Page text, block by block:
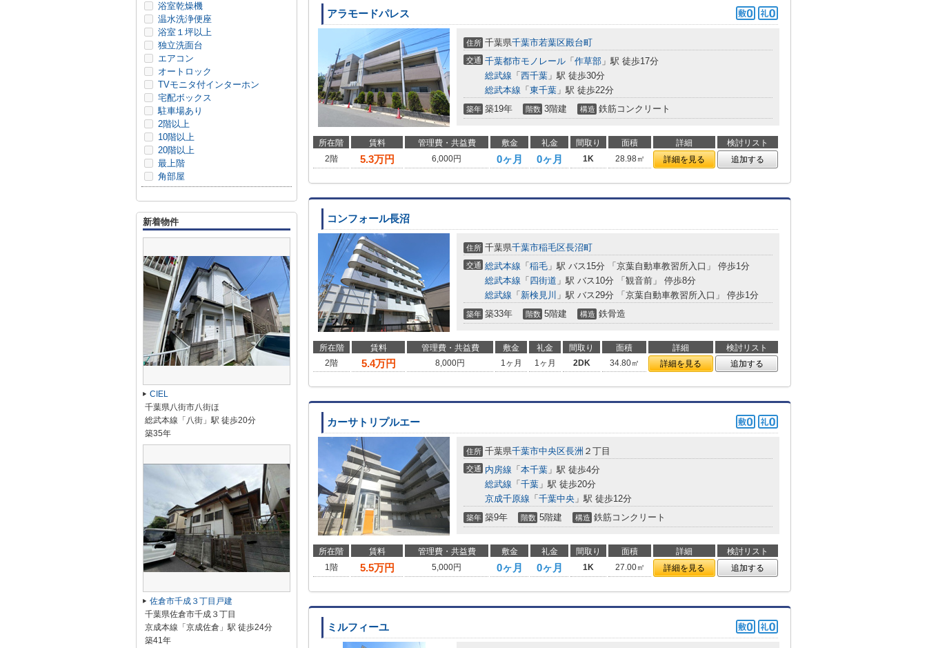
アラモードパレス
住所 千葉県千葉市若葉区殿台町
交通 千葉都市モノレール 「 作草部 」駅 徒歩17分
総武線 「 西千葉 」駅 徒歩30分
総武本線 「 東千葉 」駅 徒歩22分
築年 築19年 階数 3階建 構造 鉄筋コンクリート
所在階 賃料 管理費・共益費 敷金 礼金 間取り 面積 詳細
検討リスト
2階
5.3万円 6,000円 0ヶ月 0ヶ月 1K 28.98㎡ 詳細を見る 追加する
コンフォール長沼
住所 千葉県千葉市稲毛区長沼町
交通 総武本線 「 稲毛 」駅 バス15分 「京葉自動車教習所入口」 停歩1分
総武本線 「 四街道 」駅 バス10分 「観音前」 停歩8分
総武線 「 新検見川 」駅 バス29分 「京葉自動車教習所入口」 停歩1分
築年 築33年 階数 5階建 構造 鉄骨造
所在階 賃料 管理費・共益費 敷金 礼金 間取り 面積 詳細
検討リスト
2階
5.4万円 8,000円 1ヶ月 1ヶ月 2DK 34.80㎡ 詳細を見る 追加する
カーサトリプルエー
住所 千葉県千葉市中央区長洲 ２丁目
交通 内房線 「 本千葉 」駅 徒歩4分
総武線 「 千葉 」駅 徒歩20分
京成千原線 「 千葉中央 」駅 徒歩12分
築年 築9年 階数 5階建 構造 鉄筋コンクリート
所在階 賃料 管理費・共益費 敷金 礼金 間取り 面積 詳細
検討リスト
1階
5.5万円 5,000円 0ヶ月 0ヶ月 1K 27.00㎡ 詳細を見る 追加する
ミルフィーユ
浴室乾燥機
温水洗浄便座
浴室１坪以上
独立洗面台
エアコン
オートロック
TVモニタ付インターホン
宅配ボックス
駐車場あり
2階以上
10階以上
20階以上
最上階
角部屋
新着物件
CIEL
千葉県八街市八街ほ
総武本線「八街」駅 徒歩20分
築35年
佐倉市千成３丁目戸建
千葉県佐倉市千成３丁目
京成本線「京成佐倉」駅 徒歩24分
築41年